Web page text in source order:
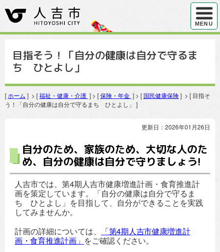
ハンバ
MENU
目指そう！「自分の健康は自分で守るま
ち ひとよし」
[ ホーム ] > [福祉・健康・介護 ] > [保険・年金 ] > [ 国民健康保険] > [ 目指そ
う！「自分の健康は自分で守るまち ひとよし」 ]
更新日：2026年01月26日
自分のため、家族のため、大切な人のた
め、自分の健康は自分で守りましょう!
人吉市では、第4期人吉市健康増進計画・食育推進計
画を策定しています。「自分の健康は自分で守るま
ち ひとよし」を目指して、自分ができることを実践
してみませんか。
計画の詳細については、
「第4期人吉市健康増進計
画・食育推進計画」 をご確認ください。